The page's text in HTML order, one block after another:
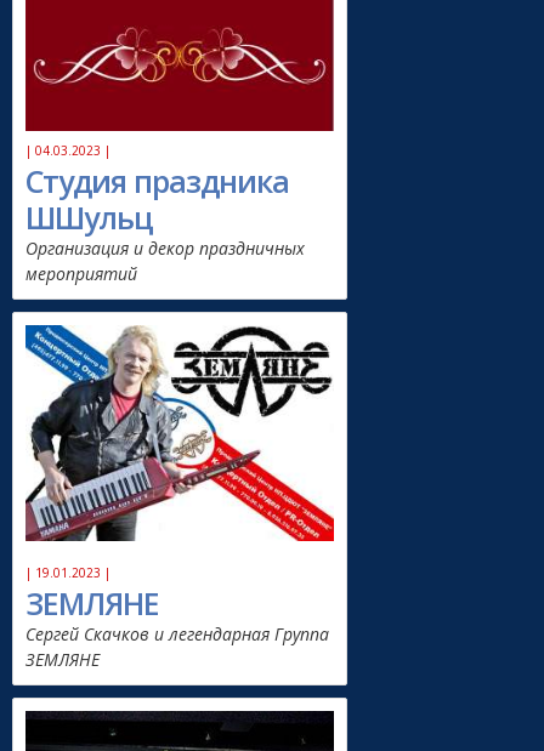
| 04.03.2023 |
Студия праздника
ШШульц
Организация и декор праздничных
мероприятий
| 19.01.2023 |
ЗЕМЛЯНЕ
Сергей Скачков и легендарная Группа
ЗЕМЛЯНЕ